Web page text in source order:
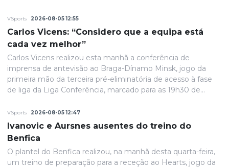
VSports 2026-08-05 12:55
Carlos Vicens: “Considero que a equipa está
cada vez melhor”
Carlos Vicens realizou esta manhã a conferência de
imprensa de antevisão ao Braga-Dínamo Minsk, jogo da
primeira mão da terceira pré-eliminatória de acesso à fase
de liga da Liga Conferência, marcado para as 19h30 de
VSports 2026-08-05 12:47
Ivanovic e Aursnes ausentes do treino do
Benfica
O plantel do Benfica realizou, na manhã desta quarta-feira,
um treino de preparação para a receção ao Hearts, jogo da